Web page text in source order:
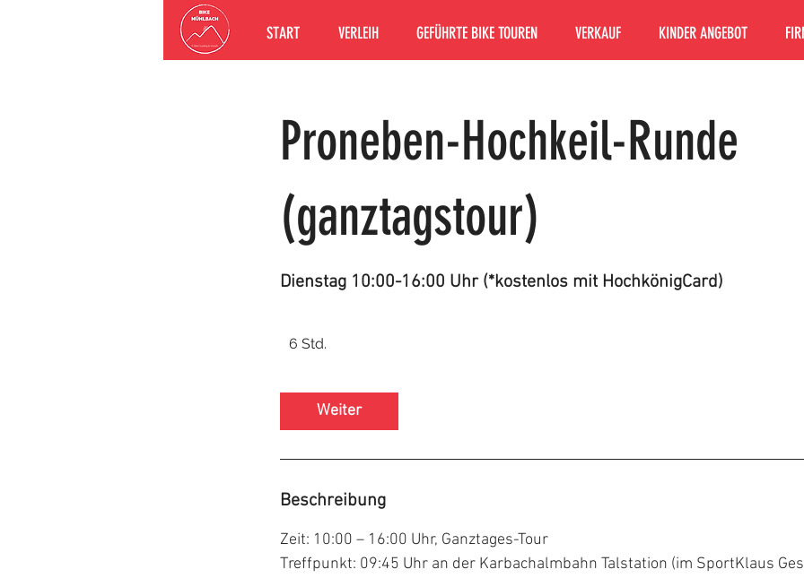
START VERLEIH GEFÜHRTE BIKE TOUREN VERKAUF KINDER ANGEBOT
Proneben-Hochkeil-Runde
(ganztagstour)
Dienstag 10:00-16:00 Uhr (*kostenlos mit HochkönigCard)
6 Std.
d
.
Weiter
Beschreibung
Zeit: 10:00 – 16:00 Uhr, Ganztages-Tour
Treffpunkt: 09:45 Uhr an der Karbachalmbahn Talstation (im SportKlaus